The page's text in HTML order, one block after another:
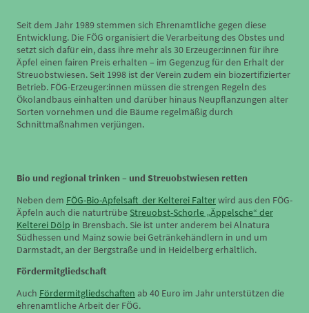
Seit dem Jahr 1989 stemmen sich Ehrenamtliche gegen diese
Entwicklung. Die FÖG organisiert die Verarbeitung des Obstes und
setzt sich dafür ein, dass ihre mehr als 30 Erzeuger:innen für ihre
Äpfel einen fairen Preis erhalten – im Gegenzug für den Erhalt der
Streuobstwiesen. Seit 1998 ist der Verein zudem ein biozertifizierter
Betrieb. FÖG-Erzeuger:innen müssen die strengen Regeln des
Ökolandbaus einhalten und darüber hinaus Neupflanzungen alter
Sorten vornehmen und die Bäume regelmäßig durch
Schnittmaßnahmen verjüngen.
Bio und regional trinken – und Streuobstwiesen retten
Neben dem FÖG-Bio-Apfelsaft der Kelterei Falterwird aus den FÖG-
Äpfeln auch die naturtrübe Streuobst-Schorle „Äppelsche“ der
Kelterei Dölp in Brensbach. Sie ist unter anderem bei Alnatura
Südhessen und Mainz sowie bei Getränkehändlern in und um
Darmstadt, an der Bergstraße und in Heidelberg erhältlich.
Fördermitgliedschaft
Auch Fördermitgliedschaften ab 40 Euro im Jahr unterstützen die
ehrenamtliche Arbeit der FÖG.